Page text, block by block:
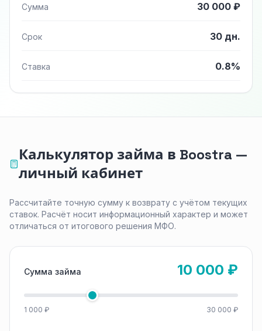
Сумма 30 000 ₽
Срок 30 дн.
Ставка 0.8%
Калькулятор займа в Boostra —
личный кабинет
Рассчитайте точную сумму к возврату с учётом текущих
ставок. Расчёт носит информационный характер и может
отличаться от итогового решения МФО.
Сумма займа 10 000 ₽
1 000 ₽ 30 000 ₽